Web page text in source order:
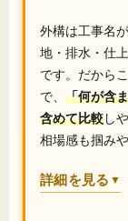
外構は工事名
地・排水・仕
です。だから
で、 「何が含
含めて比較し
相場感も掴み
詳細を見る ▼